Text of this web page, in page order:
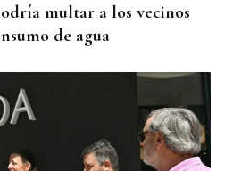
multar a los vecinos
de agua